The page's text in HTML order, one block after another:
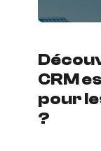
CRM
pour
?